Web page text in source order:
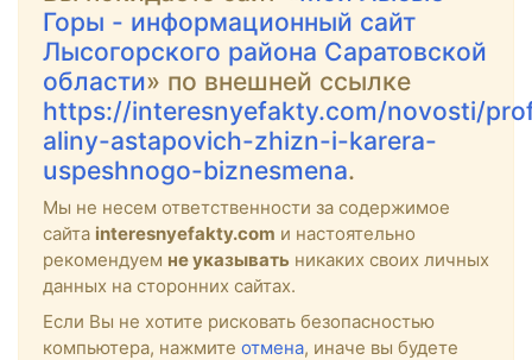
Горы - информационный сайт
Лысогорского района Саратовской
области» по внешней ссылке
https://interesnyefakty.com/novosti/
aliny-astapovich-zhizn-i-karera-
uspeshnogo-biznesmena.
Мы не несем ответственности за содержимое
сайта interesnyefakty.com и настоятельно
рекомендуем не указывать никаких своих личных
данных на сторонних сайтах.
Если Вы не хотите рисковать безопасностью
компьютера, нажмите отмена, иначе вы будете